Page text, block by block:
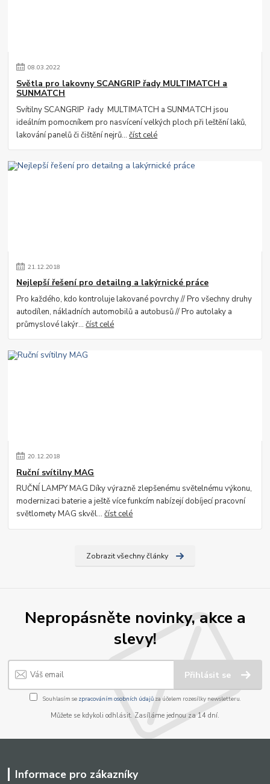
08.03.2022
Světla pro lakovny SCANGRIP řady MULTIMATCH a
SUNMATCH
Svítilny SCANGRIP řady MULTIMATCH a SUNMATCH jsou
ideálním pomocníkem pro nasvícení velkých ploch při leštění laků,
lakování panelů či čištění nejrů...číst celé
21.12.2018
Nejlepší řešení pro detailng a lakýrnické práce
Pro každého, kdo kontroluje lakované povrchy // Pro všechny druhy
autodílen, nákladních automobilů a autobusů // Pro autolaky a
průmyslové lakýr...číst celé
20.12.2018
Ruční svítilny MAG
RUČNÍ LAMPY MAG Díky výrazně zlepšenému světelnému výkonu,
modernizaci baterie a ještě více funkcím nabízejí dobíjecí pracovní
světlomety MAG skvěl...číst celé
Zobrazit všechny články
Nepropásněte novinky, akce a
slevy!
Přihlásit se
Souhlasím se zpracováním osobních údajůza účelem rozesílky newsletteru.
Můžete se kdykoli odhlásit. Zasíláme jednou za 14 dní.
Informace pro zákazníky